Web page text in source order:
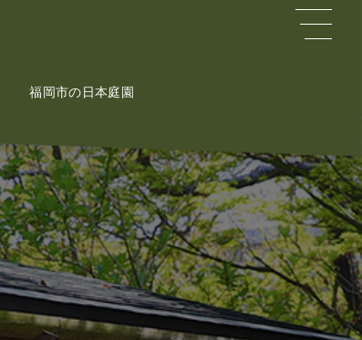
福岡市の日本庭園
Potal